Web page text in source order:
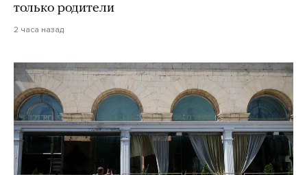
только родители
2 часа назад